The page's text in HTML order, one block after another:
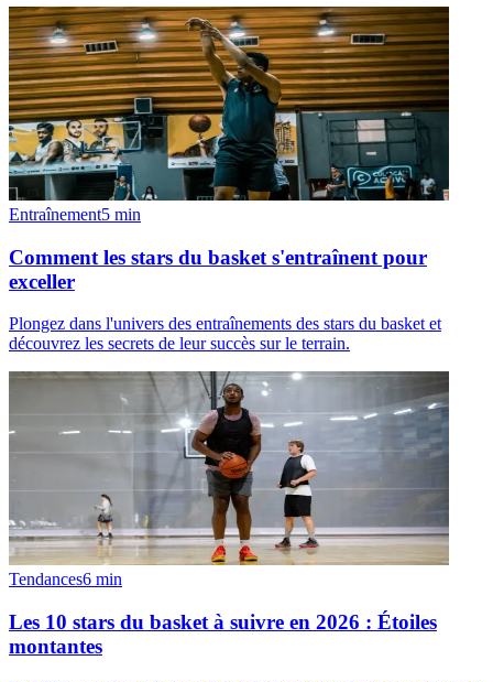
Entraînement5 min
Comment les stars du basket s'entraînent pour
exceller
Plongez dans l'univers des entraînements des stars du basket et
découvrez les secrets de leur succès sur le terrain.
Tendances6 min
Les 10 stars du basket à suivre en 2026 : Étoiles
montantes